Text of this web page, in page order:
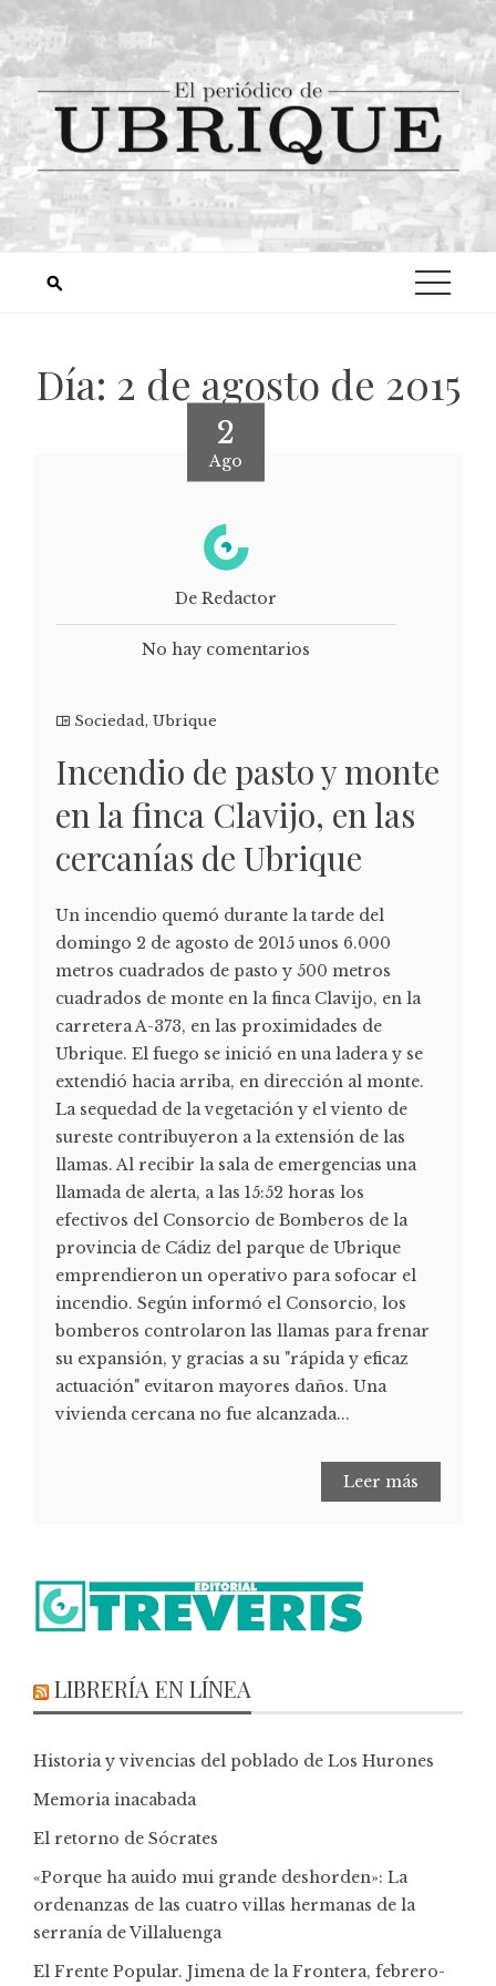
Día: 2 de agosto de 2015
2
Ago
De Redactor
No hay comentarios
Sociedad, Ubrique
Incendio de pasto y monte
en la finca Clavijo, en las
cercanías de Ubrique
Un incendio quemó durante la tarde del
domingo 2 de agosto de 2015 unos 6.000
metros cuadrados de pasto y 500 metros
cuadrados de monte en la finca Clavijo, en la
carretera A-373, en las proximidades de
Ubrique. El fuego se inició en una ladera y se
extendió hacia arriba, en dirección al monte.
La sequedad de la vegetación y el viento de
sureste contribuyeron a la extensión de las
llamas. Al recibir la sala de emergencias una
llamada de alerta, a las 15:52 horas los
efectivos del Consorcio de Bomberos de la
provincia de Cádiz del parque de Ubrique
emprendieron un operativo para sofocar el
incendio. Según informó el Consorcio, los
bomberos controlaron las llamas para frenar
su expansión, y gracias a su "rápida y eficaz
actuación" evitaron mayores daños. Una
vivienda cercana no fue alcanzada...
Leer más
LIBRERÍA EN LÍNEA
Historia y vivencias del poblado de Los Hurones
Memoria inacabada
El retorno de Sócrates
«Porque ha auido mui grande deshorden»: La
ordenanzas de las cuatro villas hermanas de la
serranía de Villaluenga
El Frente Popular. Jimena de la Frontera, febrero-